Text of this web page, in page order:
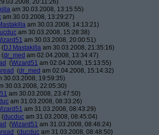
20:11:26)
am 30.03.2008, 13:15:55)
am 30.03.2008, 13:29:27)
am 30.03.2008, 14:13:21)
am 30.03.2008, 15:28:38)
am 30.03.2008, 20:00:51)
(DJ Mastakilla am 30.03.2008, 21:35:16)
(dr_med am 02.04.2008, 13:34:47)
(Wizard51 am 02.04.2008, 15:13:55)
(dr_med am 02.04.2008, 15:14:32)
30.03.2008, 19:59:35)
30.03.2008, 22:05:30)
am 30.03.2008, 23:47:50)
am 31.03.2008, 08:33:26)
am 31.03.2008, 08:43:29)
(ducduc am 31.03.2008, 08:45:04)
(Wizard51 am 31.03.2008, 08:46:24)
(ducduc am 31.03.2008, 08:48:50)